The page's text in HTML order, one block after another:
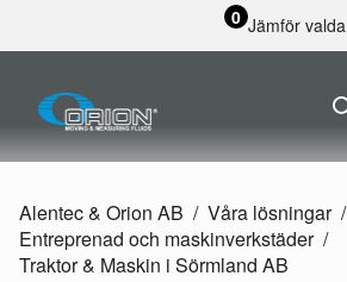
0 Jämför valda
Alentec & Orion AB
Våra lösningar
Entreprenad och maskinverkstäder
Traktor & Maskin i Sörmland AB